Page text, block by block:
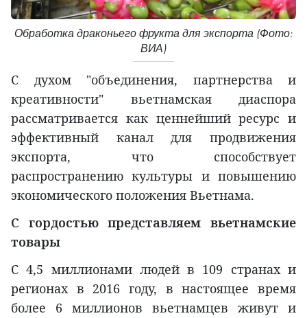
Обработка драконьего фрукта для экспорта (Фото:
ВИА)
С духом "объединения, партнерства и
креативности" вьетнамская диаспора
рассматривается как ценнейший ресурс и
эффективный канал для продвижения
экспорта, что способствует
распространению культуры и повышению
экономического положения Вьетнама.
С гордостью представляем вьетнамские
товары
С 4,5 миллионами людей в 109 странах и
регионах в 2016 году, в настоящее время
более 6 миллионов вьетнамцев живут и